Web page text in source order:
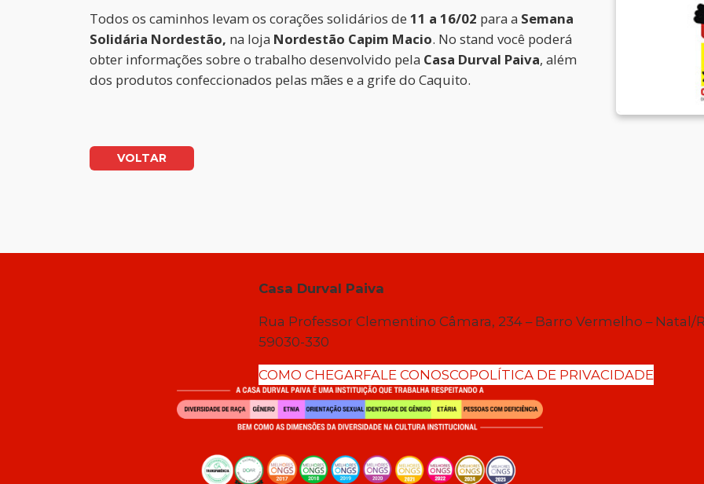
Todos os caminhos levam os corações solidários de 11 a 16/02 para a Semana
Solidária Nordestão, na loja Nordestão Capim Macio. No stand você poderá
obter informações sobre o trabalho desenvolvido pela Casa Durval Paiva, além
dos produtos confeccionados pelas mães e a grife do Caquito.
VOLTAR
Casa Durval Paiva
Rua Professor Clementino Câmara, 234 – Barro Vermelho – Natal/
59030-330
COMO CHEGARFALE CONOSCOPOLÍTICA DE PRIVACIDADE